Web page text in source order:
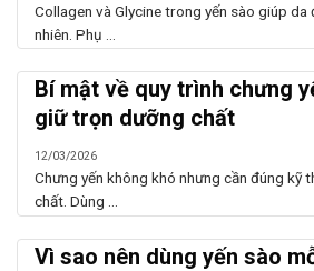
Collagen và Glycine trong yến sào giúp da
nhiên. Phụ ...
Bí mật về quy trình chưng
giữ trọn dưỡng chất
12/03/2026
Chưng yến không khó nhưng cần đúng kỹ
chất. Dùng ...
Vì sao nên dùng yến sào